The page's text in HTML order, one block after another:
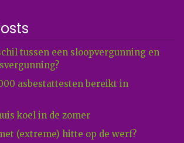
tussen een sloopvergunning en
asbestattesten bereikt in
koel in de zomer
(extreme) hitte op de werf?